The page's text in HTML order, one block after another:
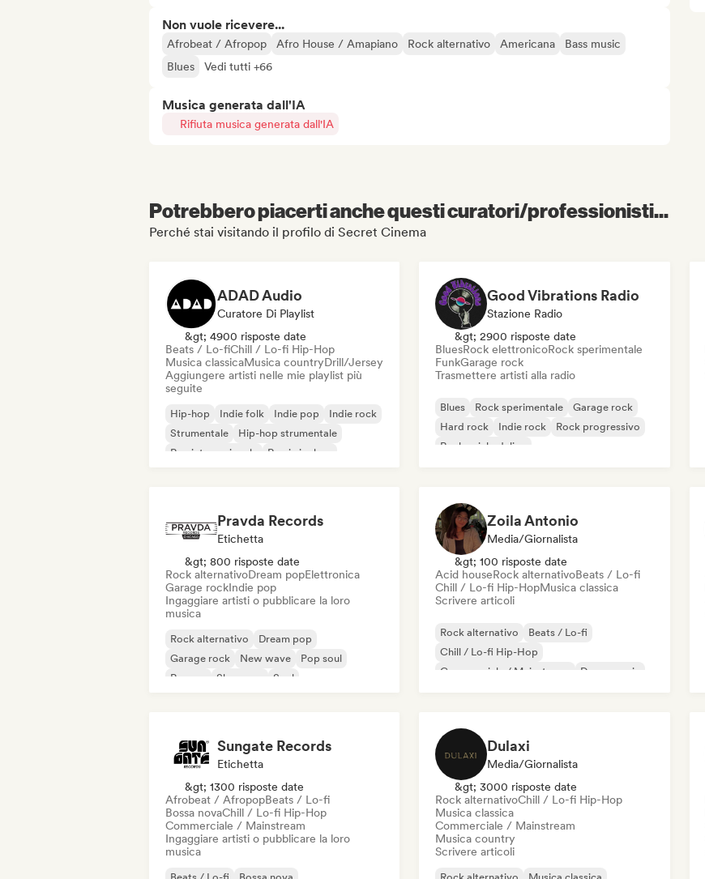
Non vuole ricevere...
Afrobeat / Afropop Afro House / Amapiano Rock alternativo Americana
Bass music
Blues
Vedi tutti +66
Musica generata dall'IA
Rifiuta musica generata dall'IA
Potrebbero piacerti anche questi curatori/professionisti...
Perché stai visitando il profilo di Secret Cinema
ADAD Audio
Curatore Di Playlist
&gt; 4900 risposte date
Beats / Lo-fiChill / Lo-fi Hip-Hop
Musica classicaMusica countryDrill/Jersey
Aggiungere artisti nelle mie playlist più
seguite
Hip-hop Indie folk Indie pop
Indie rock
Strumentale
Hip-hop strumentale
Rap internazionale
Rap in inglese
Good Vibrations Radio
Stazione Radio
&gt; 2900 risposte date
BluesRock elettronicoRock sperimentale
FunkGarage rock
Trasmettere artisti alla radio
Blues Rock sperimentale
Garage rock
Hard rock
Indie rock
Rock progressivo
Rock psichedelico
Pravda Records
Etichetta
&gt; 800 risposte date
Rock alternativoDream popElettronica
Garage rockIndie pop
Ingaggiare artisti o pubblicare la loro
musica
Rock alternativo
Dream pop
Garage rock
New wave
Pop soul
Reggae
Shoegaze Soul
Zoila Antonio
Media/Giornalista
&gt; 100 risposte date
Acid houseRock alternativoBeats / Lo-fi
Chill / Lo-fi Hip-HopMusica classica
Scrivere articoli
Rock alternativo
Beats / Lo-fi
Chill / Lo-fi Hip-Hop
Commerciale / Mainstream
Dance music
Sungate Records
Etichetta
&gt; 1300 risposte date
Afrobeat / AfropopBeats / Lo-fi
Bossa novaChill / Lo-fi Hip-Hop
Commerciale / Mainstream
Ingaggiare artisti o pubblicare la loro
musica
Dulaxi
Media/Giornalista
&gt; 3000 risposte date
Rock alternativoChill / Lo-fi Hip-Hop
Musica classica
Commerciale / Mainstream
Musica country
Scrivere articoli